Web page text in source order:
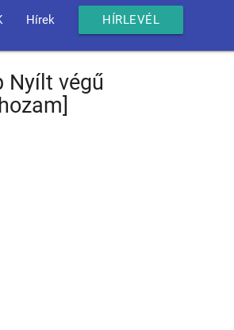
Hírek HÍRLEVÉL
Nyílt végű